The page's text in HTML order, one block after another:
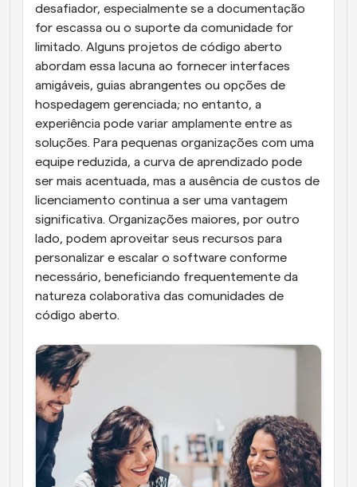
desafiador, especialmente se a documentação
for escassa ou o suporte da comunidade for
limitado. Alguns projetos de código aberto
abordam essa lacuna ao fornecer interfaces
amigáveis, guias abrangentes ou opções de
hospedagem gerenciada; no entanto, a
experiência pode variar amplamente entre as
soluções. Para pequenas organizações com uma
equipe reduzida, a curva de aprendizado pode
ser mais acentuada, mas a ausência de custos de
licenciamento continua a ser uma vantagem
significativa. Organizações maiores, por outro
lado, podem aproveitar seus recursos para
personalizar e escalar o software conforme
necessário, beneficiando frequentemente da
natureza colaborativa das comunidades de
código aberto.